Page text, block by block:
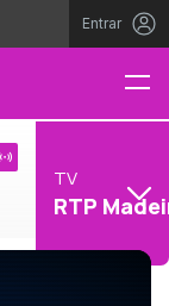
Entrar
TV
RTP